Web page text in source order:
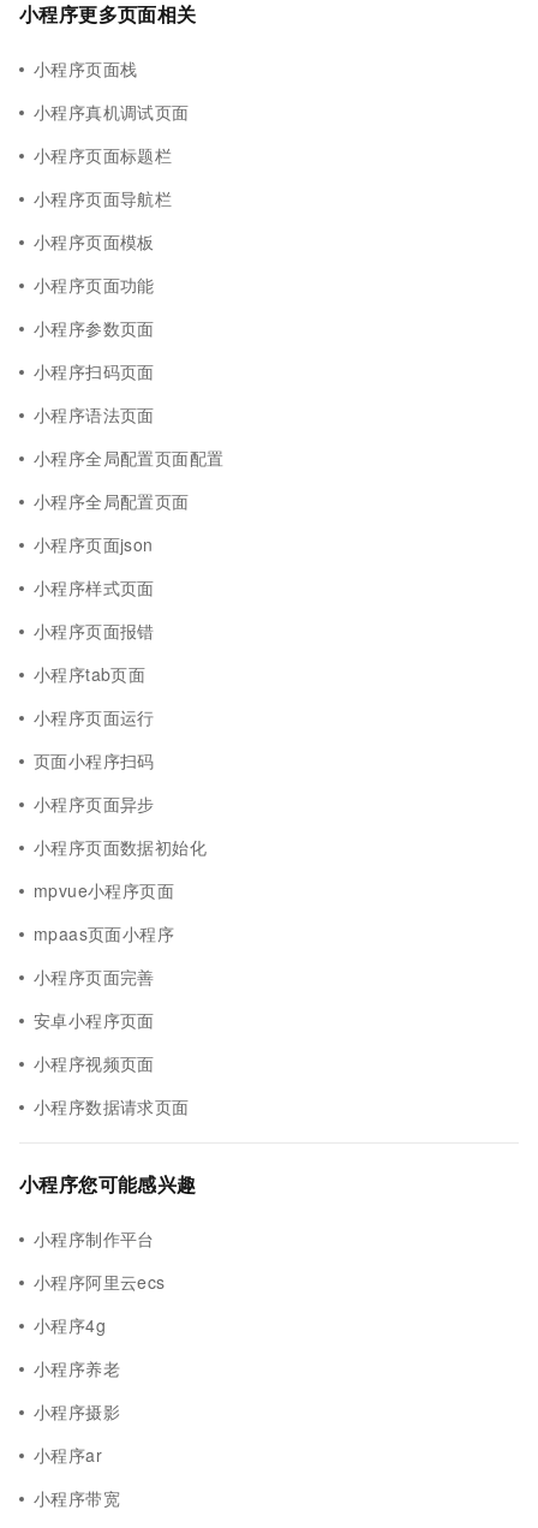
小程序更多页面相关
小程序页面栈
小程序真机调试页面
小程序页面标题栏
小程序页面导航栏
小程序页面模板
小程序页面功能
小程序参数页面
小程序扫码页面
小程序语法页面
小程序全局配置页面配置
小程序全局配置页面
小程序页面json
小程序样式页面
小程序页面报错
小程序tab页面
小程序页面运行
页面小程序扫码
小程序页面异步
小程序页面数据初始化
mpvue小程序页面
mpaas页面小程序
小程序页面完善
安卓小程序页面
小程序视频页面
小程序数据请求页面
小程序您可能感兴趣
小程序制作平台
小程序阿里云ecs
小程序4g
小程序养老
小程序摄影
小程序ar
小程序带宽